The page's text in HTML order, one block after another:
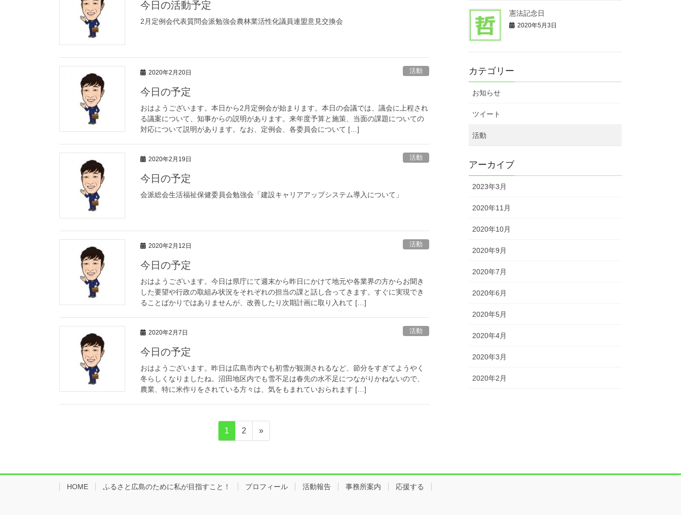
今日の活動予定
2月定例会代表質問会派勉強会農林業活性化議員連盟意見交換会
2020年2月20日 活動
今日の予定
おはようございます。本日から2月定例会が始まります。本日の会議では、議会に上程され
る議案について、知事からの説明があります。来年度予算と施策、当面の課題についての
対応について説明があります。なお、定例会、各委員会について […]
2020年2月19日 活動
今日の予定
会派総会生活福祉保健委員会勉強会「建設キャリアアップシステム導入について」
2020年2月12日 活動
今日の予定
おはようございます。今日は県庁にて週末から昨日にかけて地元や各業界の方からお聞き
した要望や行政の取組み状況をそれぞれの担当の課と話し合ってきます。すぐに実現でき
ることばかりではありませんが、改善したり次期計画に取り入れて […]
2020年2月7日 活動
今日の予定
おはようございます。昨日は広島市内でも初雪が観測されるなど、節分をすぎてようやく
冬らしくなりましたね。沼田地区内でも雪不足は春先の水不足につながりかねないので、
農業、特に米作りをされている方々は、気をもまれていおられます […]
1 2 »
憲法記念日
2020年5月3日
カテゴリー
お知らせ
ツイート
活動
アーカイブ
2023年3月
2020年11月
2020年10月
2020年9月
2020年7月
2020年6月
2020年5月
2020年4月
2020年3月
2020年2月
HOME ふるさと広島のために私が目指すこと！ プロフィール 活動報告 事務所案内 応援する